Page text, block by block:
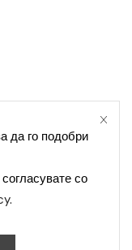
се задржани –
да го подобри
со
.